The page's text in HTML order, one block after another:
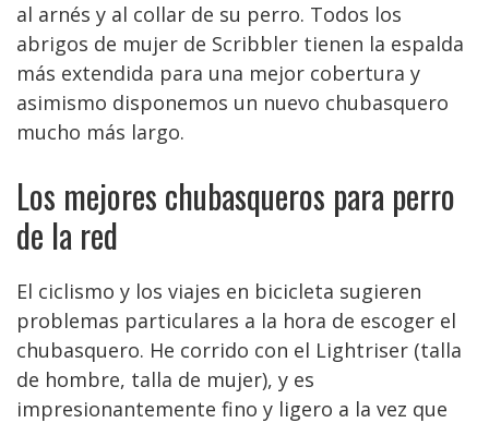
al arnés y al collar de su perro. Todos los
abrigos de mujer de Scribbler tienen la espalda
más extendida para una mejor cobertura y
asimismo disponemos un nuevo chubasquero
mucho más largo.
Los mejores chubasqueros para perro
de la red
El ciclismo y los viajes en bicicleta sugieren
problemas particulares a la hora de escoger el
chubasquero. He corrido con el Lightriser (talla
de hombre, talla de mujer), y es
impresionantemente fino y ligero a la vez que